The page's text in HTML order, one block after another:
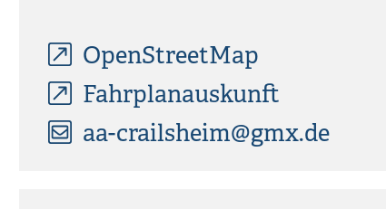
OpenStreetMap
Fahrplanauskunft
aa-crailsheim@gmx.de